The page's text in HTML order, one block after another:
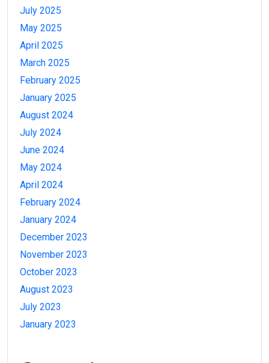
July 2025
May 2025
April 2025
March 2025
February 2025
January 2025
August 2024
July 2024
June 2024
May 2024
April 2024
February 2024
January 2024
December 2023
November 2023
October 2023
August 2023
July 2023
January 2023